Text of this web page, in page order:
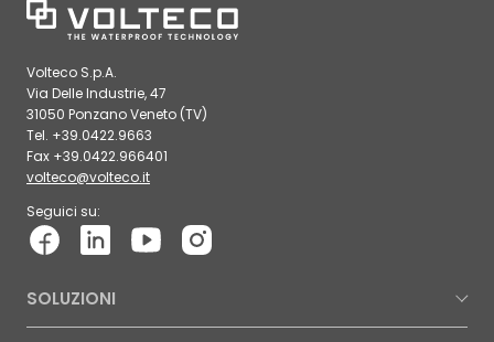
Volteco S.p.A.
Via Delle Industrie, 47
31050 Ponzano Veneto (TV)
Tel. +39.0422.9663
Fax +39.0422.966401
volteco@volteco.it
Seguici su:
SOLUZIONI